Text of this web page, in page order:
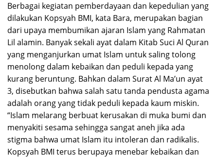
Berbagai kegiatan pemberdayaan dan kepedulian yang
dilakukan Kopsyah BMI, kata Bara, merupakan bagian
dari upaya membumikan ajaran Islam yang Rahmatan
Lil alamin. Banyak sekali ayat dalam Kitab Suci Al Quran
yang menganjurkan umat Islam untuk saling tolong
menolong dalam kebaikan dan peduli kepada yang
kurang beruntung. Bahkan dalam Surat Al Ma’un ayat
3, disebutkan bahwa salah satu tanda pendusta agama
adalah orang yang tidak peduli kepada kaum miskin.
“Islam melarang berbuat kerusakan di muka bumi dan
menyakiti sesama sehingga sangat aneh jika ada
stigma bahwa umat Islam itu intoleran dan radikalis.
Kopsyah BMI terus berupaya menebar kebaikan dan